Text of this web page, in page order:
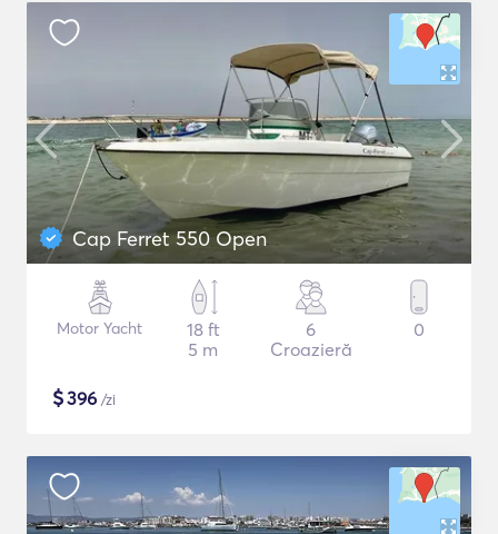
Cap Ferret 550 Open
Motor Yacht
18 ft
5 m
6
Croazieră
0
$396 /zi